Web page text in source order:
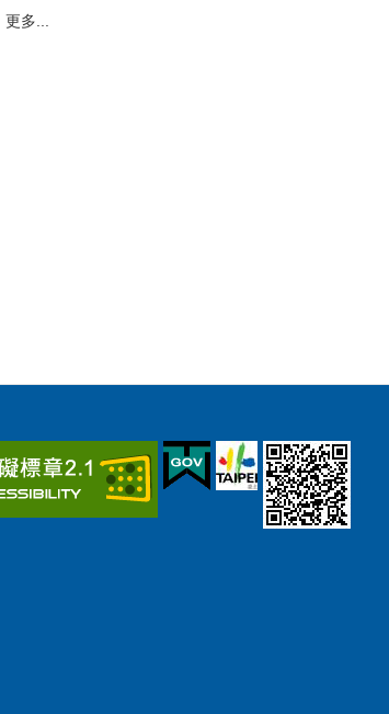
更多...